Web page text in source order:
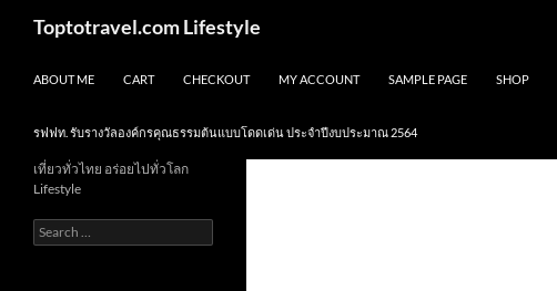
Toptotravel.com Lifestyle
ABOUT ME CART CHECKOUT MY ACCOUNT SAMPLE PAGE SHOP
รฟฟท. รับรางวัลองค์กรคุณธรรมต้นแบบโดดเด่น ประจำปีงบประมาณ 2564
เที่ยวทั่วไทย อร่อยไปทั่วโลก
Lifestyle
Search
for: